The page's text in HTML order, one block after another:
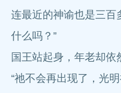
连最近的神谕也是三百
什么吗？”
国王站起身，年老却依
“祂不会再出现了，光